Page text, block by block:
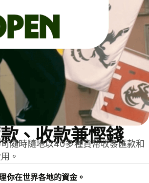
、收款兼慳錢
隨時隨地以40多種貨幣收發匯款和
。
你在世界各地的資金。